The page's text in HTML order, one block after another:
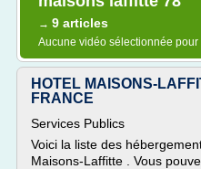
→ 9 articles
Aucune vidéo sélectionnée pour
HOTEL MAISONS-
FRANCE
Services Publics
Voici la liste des
Maisons-Laffitte . Vous